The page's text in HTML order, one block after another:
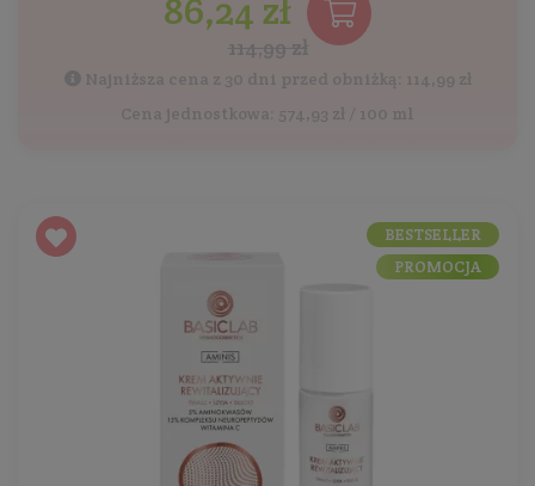
86,24 zł
114,99 zł
Najniższa cena z 30 dni przed obniżką: 114,99 zł
Cena jednostkowa: 574,93 zł / 100 ml
BESTSELLER
PROMOCJA